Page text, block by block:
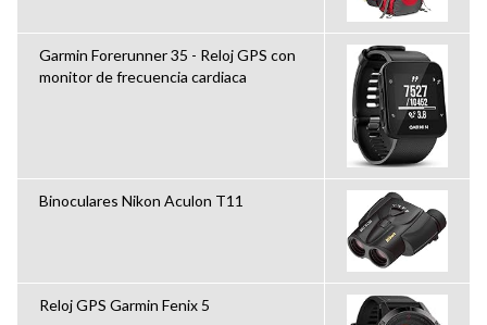
Garmin Forerunner 35 - Reloj GPS con
monitor de frecuencia cardiaca
Binoculares Nikon Aculon T11
Reloj GPS Garmin Fenix 5